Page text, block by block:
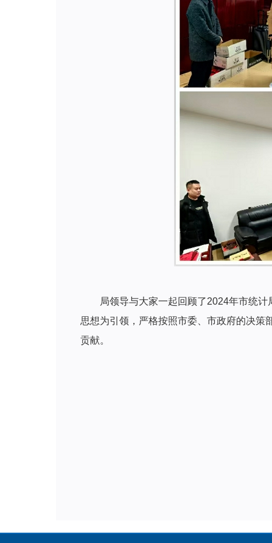
局领导与大家一起回顾了2024年市统
思想为引领，严格按照市委、市政府的决策
贡献。